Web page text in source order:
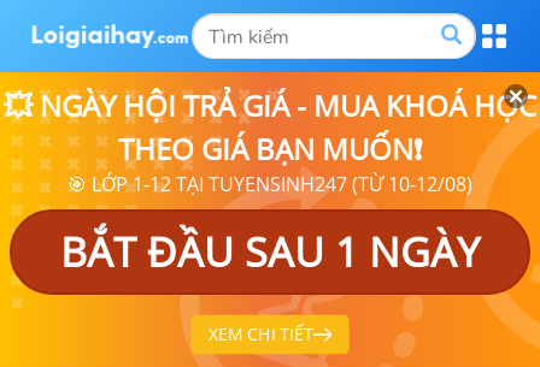
💥 NGÀY HỘI TRẢ GIÁ - MUA KHOÁ HỌC
THEO GIÁ BẠN MUỐN❗
🎯 LỚP 1-12 TẠI TUYENSINH247 (TỪ 10-12/08)
BẮT ĐẦU SAU 1 NGÀY
XEM CHI TIẾT